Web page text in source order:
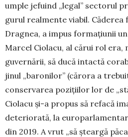
umple jefuind „legal” sectorul
gurul realmente viabil. Căderea
Dragnea, a impus formațiunii
Marcel Ciolacu, al cărui rol era,
guvernării, să ducă intactă
jinul „baronilor” (că­rora a
conser­varea pozițiilor lor de
Ciolacu și-a propus să refacă
deteriorată, la
din 2019. A vrut „să șteargă